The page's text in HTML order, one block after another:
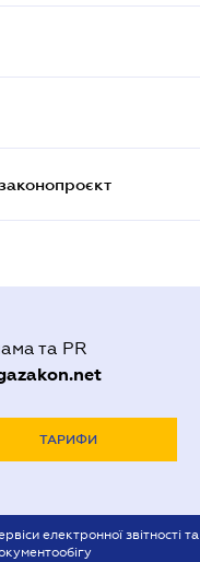
та PR
ТАРИФИ
електронної звітності та